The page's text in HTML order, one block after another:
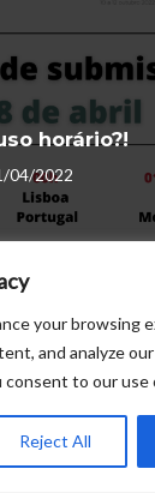
your browsing
and analyze
consent to our use
Reject All
horário?!
04/2022
5 Seguinte »
Lusófona de